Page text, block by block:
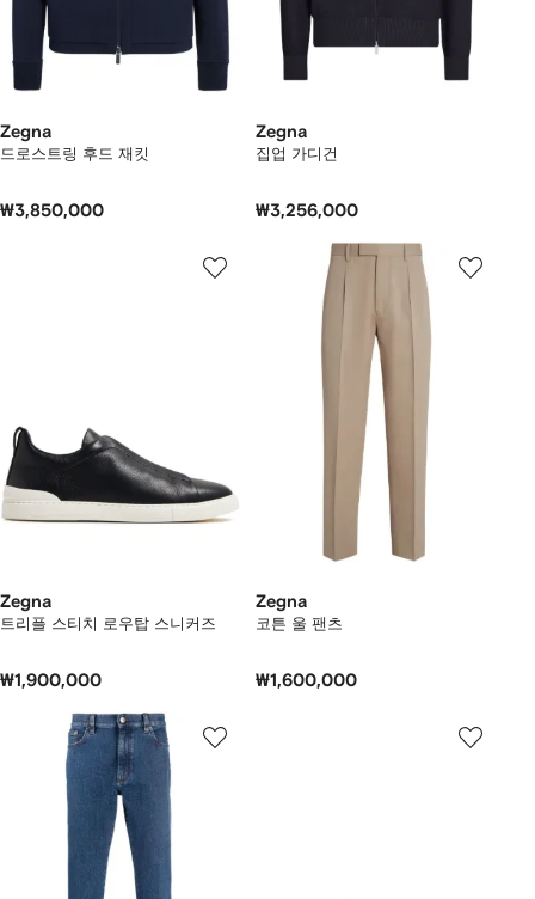
Zegna
드로스트링 후드 재킷
₩3,850,000
Zegna
집업 가디건
₩3,256,000
Zegna
트리플 스티치 로우탑 스니커즈
₩1,900,000
Zegna
코튼 울 팬츠
₩1,600,000